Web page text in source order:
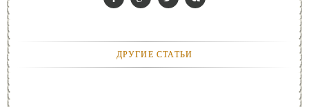
ДРУГИЕ СТАТЬИ